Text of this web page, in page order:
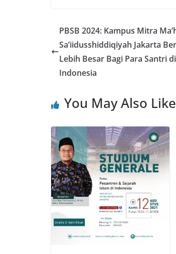
PBSB 2024: Kampus Mitra
Sa’iidusshiddiqiyah Jakarta
Lebih Besar Bagi Para Santri
Indonesia
You May Also Like